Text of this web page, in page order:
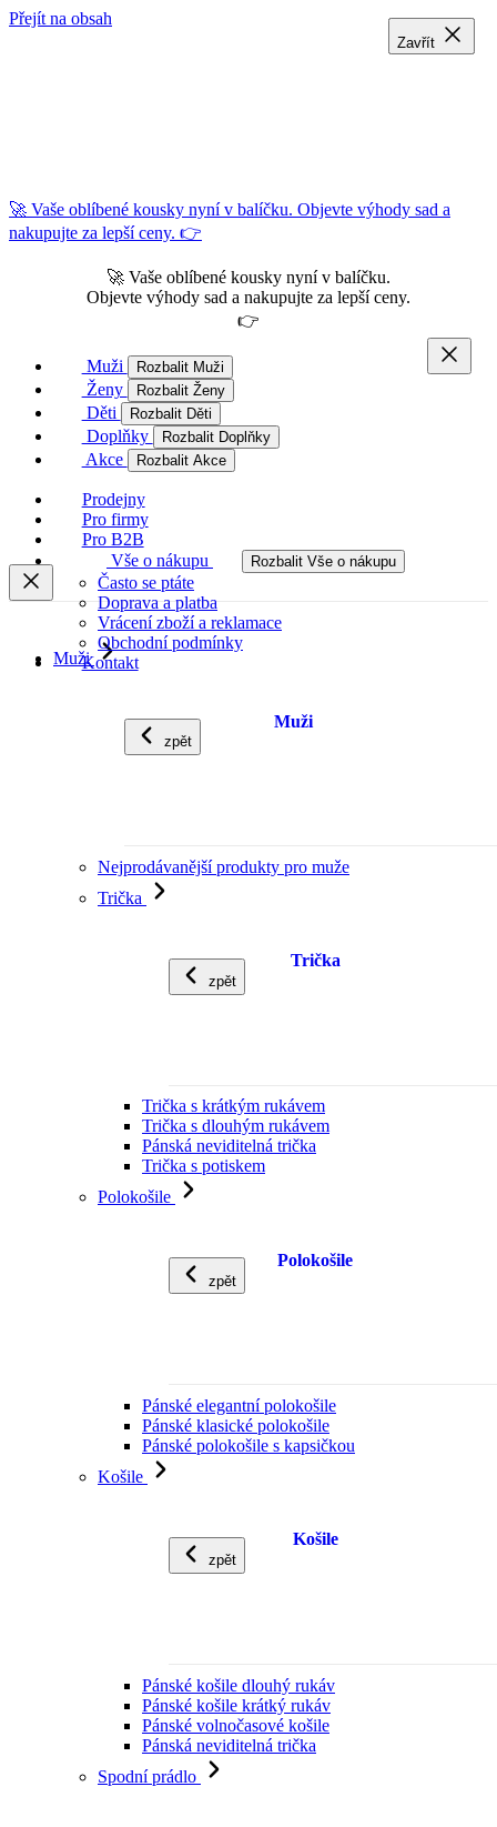
Přejít na obsah
🚀 Vaše oblíbené kousky nyní v balíčku. Objevte výhody sad a
nakupujte za lepší ceny. 👉
🚀 Vaše oblíbené kousky nyní v balíčku.
Objevte výhody sad a nakupujte za lepší ceny.
👉
Muži Rozbalit Muži
Ženy Rozbalit Ženy
Děti Rozbalit Děti
Doplňky Rozbalit Doplňky
Akce Rozbalit Akce
Prodejny
Pro firmy
Pro B2B
Vše o nákupu
Rozbalit Vše o nákupu
Často se ptáte
Doprava a platba
Vrácení zboží a reklamace
Obchodní podmínky
Kontakt
Muži
zpět
Muži
Nejprodávanější produkty pro muže
Trička
zpět
Trička
Trička s krátkým rukávem
Trička s dlouhým rukávem
Pánská neviditelná trička
Trička s potiskem
Polokošile
zpět
Polokošile
Pánské elegantní polokošile
Pánské klasické polokošile
Pánské polokošile s kapsičkou
Košile
zpět
Košile
Pánské košile dlouhý rukáv
Pánské košile krátký rukáv
Pánské volnočasové košile
Pánská neviditelná trička
Spodní prádlo
Zavřít
Zavřít
Zavřít